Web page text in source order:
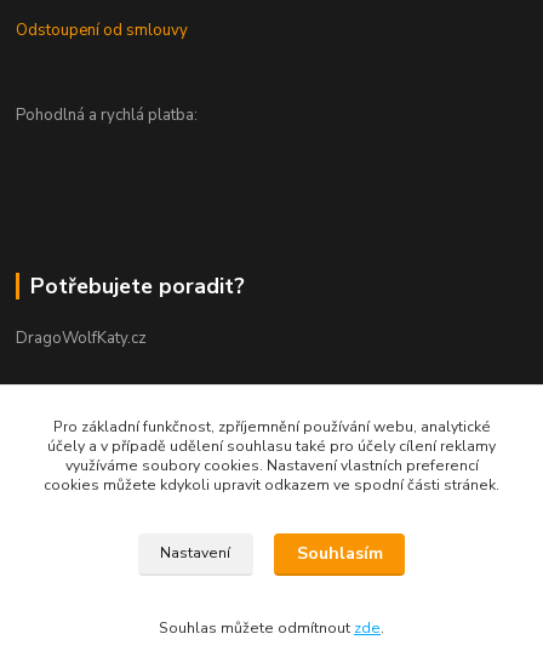
Odstoupení od smlouvy
Pohodlná a rychlá platba:
Potřebujete poradit?
DragoWolfKaty.cz
DragoWolfKaty@seznam.cz
©2015-2023 DRAGOWOLFKATY l Design DWK s.r.o. l autorská grafika
Pro základní funkčnost, zpříjemnění používání webu, analytické
účely a v případě udělení souhlasu také pro účely cílení reklamy
využíváme soubory cookies. Nastavení vlastních preferencí
cookies můžete kdykoli upravit odkazem ve spodní části stránek.
Nastavení Souhlasím
Souhlas můžete odmítnout zde.